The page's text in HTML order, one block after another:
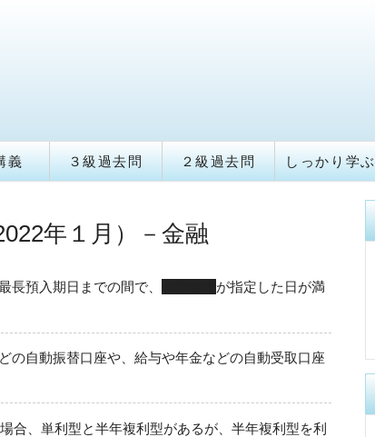
義 ３級過去問 ２級過去問 しっかり学ぶ
年１月）－金融
長預入期日までの間で、
が指定した日が満
の自動振替口座や、給与や年金などの自動受取口座
合、単利型と半年複利型があるが、半年複利型を利